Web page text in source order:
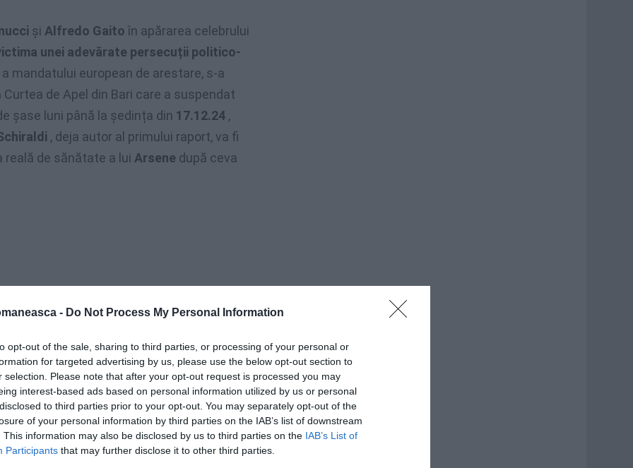
- Do Not Process My Personal Information
opt-out of the sale, sharing to third parties, or processing of your personal or
for targeted advertising by us, please use the below opt-out section to
selection. Please note that after your opt-out request is processed you may
interest-based ads based on personal information utilized by us or personal
to third parties prior to your opt-out. You may separately opt-out of the
of your personal information by third parties on the IAB’s list of downstream
This information may also be disclosed by us to third parties on the IAB’s List of
Participants that may further disclose it to other third parties.
și Alfredo Gaito în apărarea celebrului
unei adevărate persecuții politico-
mandatului european de arestare, s-a
de Apel din Bari care a suspendat
șase luni până la ședința din 17.12.24 ,
, deja autor al primului raport, va fi
de sănătate a lui Arsene după ceva
AU RESPINS cererea de